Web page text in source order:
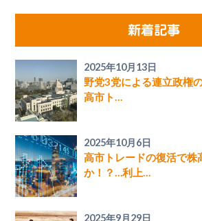
新着記事
2025年10月13日
野党3党による連立政権
高市ト…
2025年10月6日
高市トレードの復活で株
か！？…利上…
2025年9月29日